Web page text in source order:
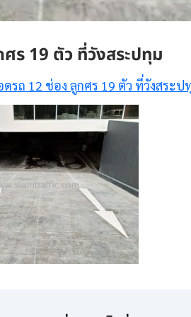
ร 19 ตัว ที่วังสระปทุม
รถ 12 ช่อง ลูกศร 19 ตัว ที่วังสระป